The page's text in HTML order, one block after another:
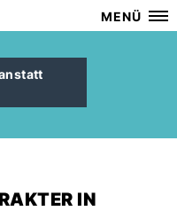
MENÜ
IN